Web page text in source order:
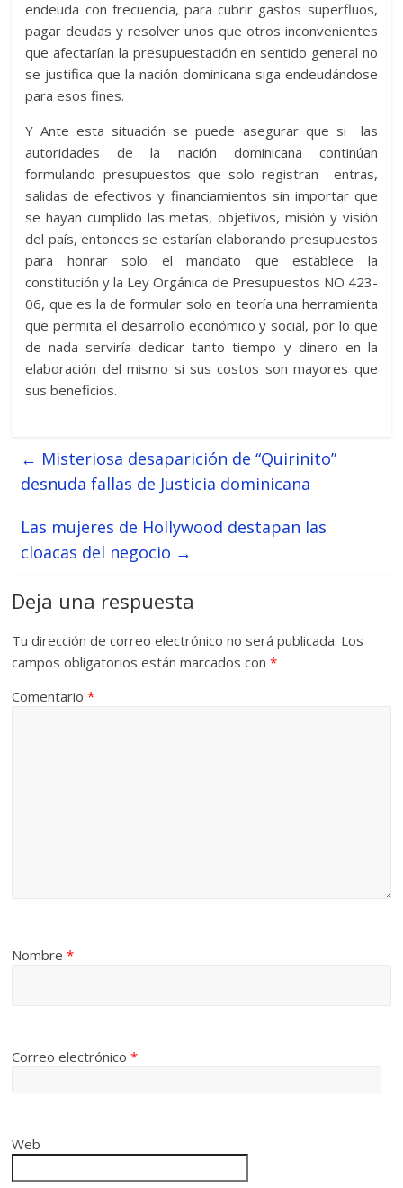
endeuda con frecuencia, para cubrir gastos superfluos,
pagar deudas y resolver unos que otros inconvenientes
que afectarían la presupuestación en sentido general no
se justifica que la nación dominicana siga endeudándose
para esos fines.
Y Ante esta situación se puede asegurar que si las
autoridades de la nación dominicana continúan
formulando presupuestos que solo registran entras,
salidas de efectivos y financiamientos sin importar que
se hayan cumplido las metas, objetivos, misión y visión
del país, entonces se estarían elaborando presupuestos
para honrar solo el mandato que establece la
constitución y la Ley Orgánica de Presupuestos NO 423-
06, que es la de formular solo en teoría una herramienta
que permita el desarrollo económico y social, por lo que
de nada serviría dedicar tanto tiempo y dinero en la
elaboración del mismo si sus costos son mayores que
sus beneficios.
← Misteriosa desaparición de “Quirinito”
desnuda fallas de Justicia dominicana
Las mujeres de Hollywood destapan las
cloacas del negocio →
Deja una respuesta
Tu dirección de correo electrónico no será publicada. Los
campos obligatorios están marcados con*
Comentario*
Nombre*
Correo electrónico*
Web